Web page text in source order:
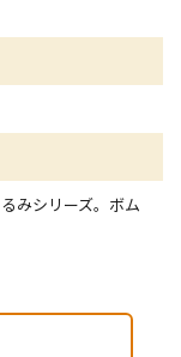
みシリーズ。ボム